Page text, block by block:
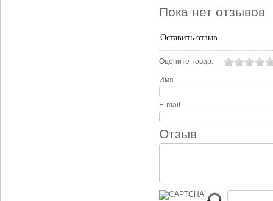
Пока нет отзывов
Оставить отзыв
Оцените товар:
Имя
E-mail
Отзыв